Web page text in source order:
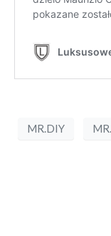
MR.DIY